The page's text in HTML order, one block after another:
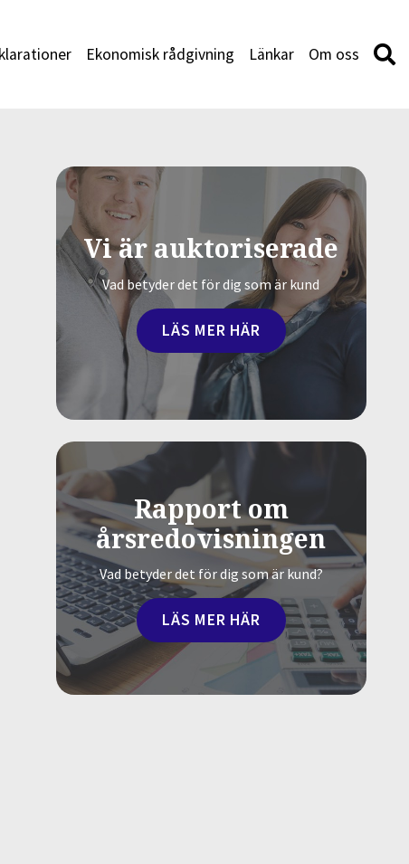
Ekonomisk rådgivning Länkar Om oss
Vi är auktoriserade
Vad betyder det för dig som är kund
LÄS MER HÄR
Rapport om
årsredovisningen
Vad betyder det för dig som är kund?
LÄS MER HÄR